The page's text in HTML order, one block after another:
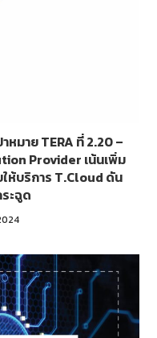
าหมาย TERA ที่ 2.20 –
Provider เน้นเพิ่ม
ห้บริการ T.Cloud ดัน
ะฉูด